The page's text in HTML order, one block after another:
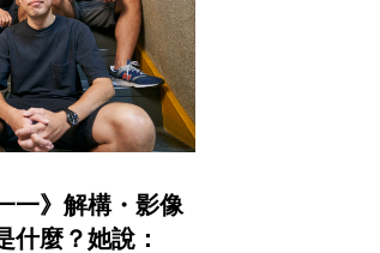
一》解構・影像
什麼？她說：